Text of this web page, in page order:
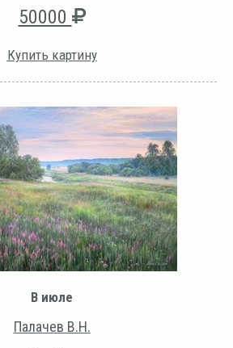
50000
Купить картину
В июле
Палачев В.Н.